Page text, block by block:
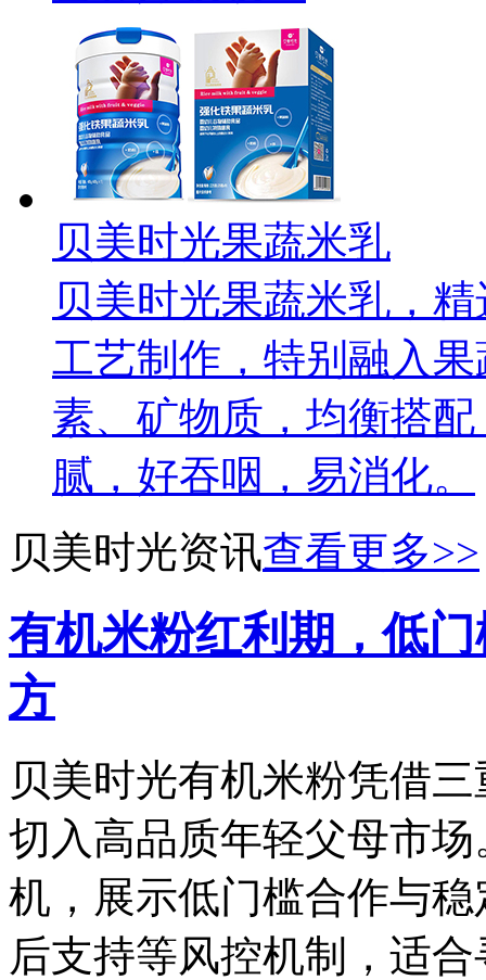
贝美时光果蔬米乳
贝美时光果蔬米乳，
工艺制作，特别融入
素、矿物质，均衡搭
腻，好吞咽，易消化。
贝美时光资讯查看更多>>
有机米粉红利期，低
方
贝美时光有机米粉凭借
切入高品质年轻父母市
机，展示低门槛合作与
后支持等风控机制，适